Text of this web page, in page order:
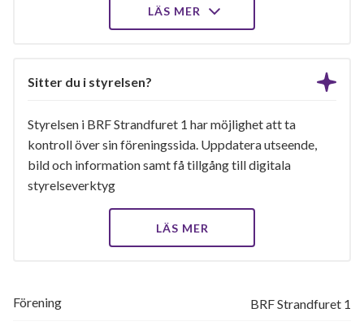
LÄS MER
Sitter du i styrelsen?
Styrelsen i BRF Strandfuret 1 har möjlighet att ta
kontroll över sin föreningssida. Uppdatera utseende,
bild och information samt få tillgång till digitala
styrelseverktyg
LÄS MER
Förening BRF Strandfuret 1